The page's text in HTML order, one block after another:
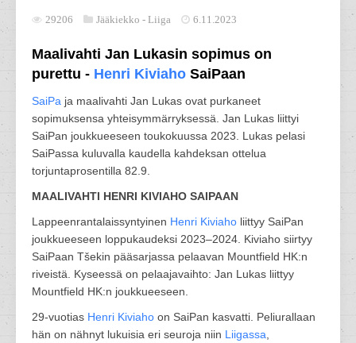
29206 Jääkiekko - Liiga 6.11.2023
Maalivahti Jan Lukasin sopimus on
purettu - Henri Kiviaho SaiPaan
SaiPa ja maalivahti Jan Lukas ovat purkaneet
sopimuksensa yhteisymmärryksessä. Jan Lukas liittyi
SaiPan joukkueeseen toukokuussa 2023. Lukas pelasi
SaiPassa kuluvalla kaudella kahdeksan ottelua
torjuntaprosentilla 82.9.
MAALIVAHTI HENRI KIVIAHO SAIPAAN
Lappeenrantalaissyntyinen Henri Kiviaho liittyy SaiPan
joukkueeseen loppukaudeksi 2023–2024. Kiviaho siirtyy
SaiPaan Tšekin pääsarjassa pelaavan Mountfield HK:n
riveistä. Kyseessä on pelaajavaihto: Jan Lukas liittyy
Mountfield HK:n joukkueeseen.
29-vuotias Henri Kiviaho on SaiPan kasvatti. Peliurallaan
hän on nähnyt lukuisia eri seuroja niin Liigassa